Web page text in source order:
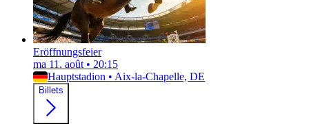
Eröffnungsfeier
ma 11. août • 20:15
Hauptstadion • Aix-la-Chapelle, DE
Billets